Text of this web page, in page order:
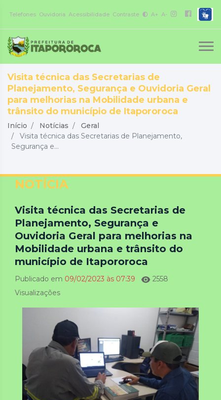
Telefones Ouvidoria Acessibilidade Contraste A+ A-
Visita técnica das Secretarias de
Planejamento, Segurança e Ouvidoria Geral
para melhorias na Mobilidade urbana e
trânsito do município de Itapororoca
Início Notícias
Geral
Visita técnica das Secretarias de Planejamento,
Segurança e...
NOTÍCIA
Visita técnica das Secretarias de
Planejamento, Segurança e
Ouvidoria Geral para melhorias na
Mobilidade urbana e trânsito do
município de Itapororoca
Publicado em 09/02/2023 às 07:39
2558
Visualizações